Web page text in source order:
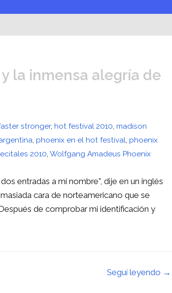
la inmensa alegría de
stronger,hot festival 2010,madison
,phoenix en el hot festival,phoenix
2010,Wolfgang Amadeus Phoenix
entradas a mi nombre”, dije en un inglés
cara de norteamericano que se
de comprobar mi identificación y
Seguí leyendo →